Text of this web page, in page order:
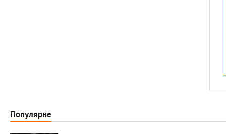
Популярне